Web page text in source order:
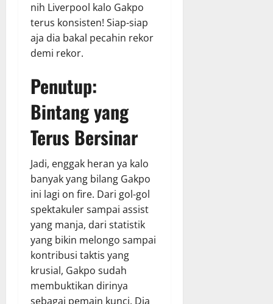
nih Liverpool kalo Gakpo
terus konsisten! Siap-siap
aja dia bakal pecahin rekor
demi rekor.
Penutup:
Bintang yang
Terus Bersinar
Jadi, enggak heran ya kalo
banyak yang bilang Gakpo
ini lagi on fire. Dari gol-gol
spektakuler sampai assist
yang manja, dari statistik
yang bikin melongo sampai
kontribusi taktis yang
krusial, Gakpo sudah
membuktikan dirinya
sebagai pemain kunci. Dia